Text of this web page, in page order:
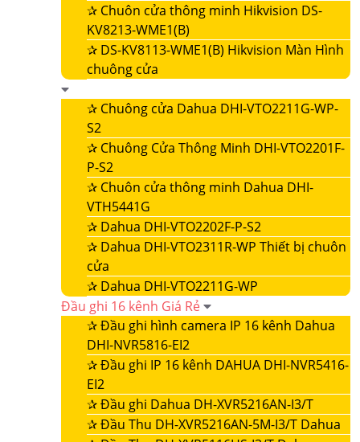
✰ Chuôn cửa thông minh Hikvision DS-
KV8213-WME1(B)
✰ DS-KV8113-WME1(B) Hikvision Màn Hình
chuông cửa
✰ Chuông cửa Dahua DHI-VTO2211G-WP-
S2
✰ Chuông Cửa Thông Minh DHI-VTO2201F-
P-S2
✰ Chuôn cửa thông minh Dahua DHI-
VTH5441G
✰ Dahua DHI-VTO2202F-P-S2
✰ Dahua DHI-VTO2311R-WP Thiết bị chuôn
cửa
✰ Dahua DHI-VTO2211G-WP
Đầu ghi 16 kênh Giá Rẻ
✰Đầu ghi hình camera IP 16 kênh Dahua
DHI-NVR5816-EI2
✰Đầu ghi IP 16 kênh DAHUA DHI-NVR5416-
EI2
✰Đầu ghi Dahua DH-XVR5216AN-I3/T
✰Đầu Thu DH-XVR5216AN-5M-I3/T Dahua